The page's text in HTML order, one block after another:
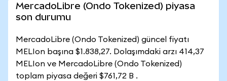
MercadoLibre (Ondo Tokenized) piyasa
son durumu
MercadoLibre (Ondo Tokenized) güncel fiyatı
MELIon başına $1.838,27. Dolaşımdaki arzı 414,37
MELIon ve MercadoLibre (Ondo Tokenized)
toplam piyasa değeri $761,72 B .